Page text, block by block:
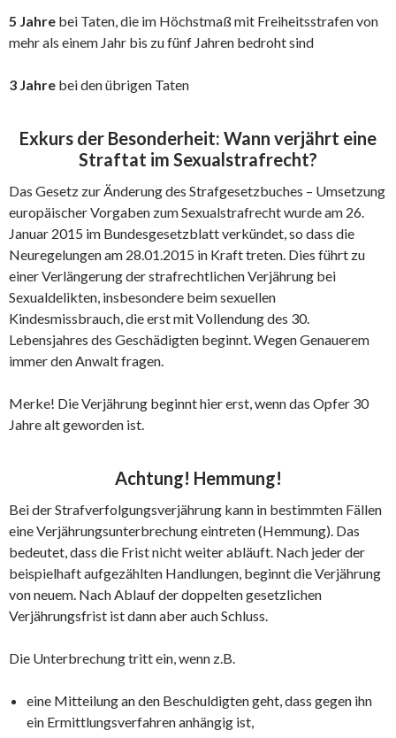
5 Jahre bei Taten, die im Höchstmaß mit Freiheitsstrafen von
mehr als einem Jahr bis zu fünf Jahren bedroht sind
3 Jahre bei den übrigen Taten
Exkurs der Besonderheit: Wann verjährt eine
Straftat im Sexualstrafrecht?
Das Gesetz zur Änderung des Strafgesetzbuches – Umsetzung
europäischer Vorgaben zum Sexualstrafrecht wurde am 26.
Januar 2015 im Bundesgesetzblatt verkündet, so dass die
Neuregelungen am 28.01.2015 in Kraft treten. Dies führt zu
einer Verlängerung der strafrechtlichen Verjährung bei
Sexualdelikten, insbesondere beim sexuellen
Kindesmissbrauch, die erst mit Vollendung des 30.
Lebensjahres des Geschädigten beginnt. Wegen Genauerem
immer den Anwalt fragen.
Merke! Die Verjährung beginnt hier erst, wenn das Opfer 30
Jahre alt geworden ist.
Achtung! Hemmung!
Bei der Strafverfolgungsverjährung kann in bestimmten Fällen
eine Verjährungsunterbrechung eintreten (Hemmung). Das
bedeutet, dass die Frist nicht weiter abläuft. Nach jeder der
beispielhaft aufgezählten Handlungen, beginnt die Verjährung
von neuem. Nach Ablauf der doppelten gesetzlichen
Verjährungsfrist ist dann aber auch Schluss.
Die Unterbrechung tritt ein, wenn z.B.
eine Mitteilung an den Beschuldigten geht, dass gegen ihn
ein Ermittlungsverfahren anhängig ist,